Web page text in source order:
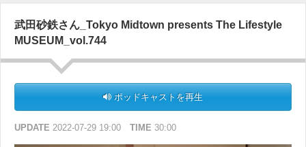
武田砂鉄さん_Tokyo Midtown presents The Lifestyle
MUSEUM_vol.744
ポッドキャストを再生
UPDATE 2022-07-29 19:00 TIME 30:00